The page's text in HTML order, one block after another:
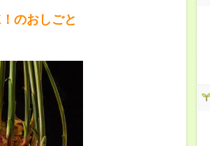
のおしごと